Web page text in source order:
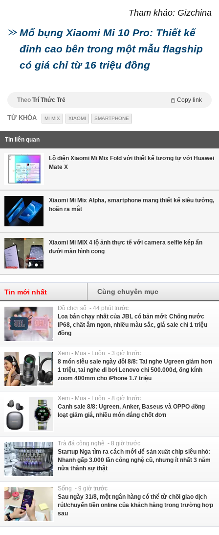
Tham khảo: Gizchina
Mổ bụng Xiaomi Mi 10 Pro: Thiết kế
đỉnh cao bên trong một mẫu flagship
có giá chỉ từ 16 triệu đồng
Theo Trí Thức Trẻ Copy link
TỪ KHÓA MI MIX XIAOMI SMARTPHONE
Tin liên quan
Lộ diện Xiaomi Mi Mix Fold với thiết kế tương tự với Huawei
Mate X
Xiaomi Mi Mix Alpha, smartphone mang thiết kế siêu tưởng,
hoãn ra mắt
Xiaomi Mi MIX 4 lộ ảnh thực tế với camera selfie kép ẩn
dưới màn hình cong
Tin mới nhất Cùng chuyên mục
Đồ chơi số - 44 phút trước
Loa bán chạy nhất của JBL có bản mới: Chống nước
IP68, chất âm ngon, nhiều màu sắc, giá sale chỉ 1 triệu
đồng
Xem - Mua - Luôn - 3 giờ trước
8 món siêu sale ngày đôi 8/8: Tai nghe Ugreen giảm hơn
1 triệu, tai nghe đi bơi Lenovo chỉ 500.000đ, ống kính
zoom 400mm cho iPhone 1.7 triệu
Xem - Mua - Luôn - 8 giờ trước
Canh sale 8/8: Ugreen, Anker, Baseus và OPPO đồng
loạt giảm giá, nhiều món đáng chốt đơn
Trà đá công nghệ - 8 giờ trước
Startup Nga tìm ra cách mới để sản xuất chip siêu nhỏ:
Nhanh gấp 3.000 lần công nghệ cũ, nhưng ít nhất 3 năm
nữa thành sự thật
Sống - 9 giờ trước
Sau ngày 31/8, một ngân hàng có thể từ chối giao dịch
rút/chuyển tiền online của khách hàng trong trường hợp
sau